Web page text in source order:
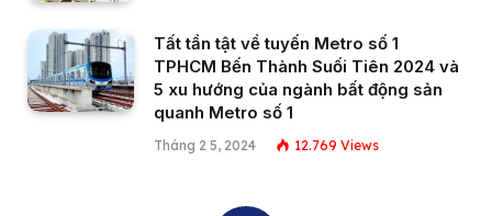
Tất tần tật về tuyến Metro số 1
TPHCM Bến Thành Suối Tiên 2024 và
5 xu hướng của ngành bất động sản
quanh Metro số 1
Tháng 2 5, 2024 12.769 Views